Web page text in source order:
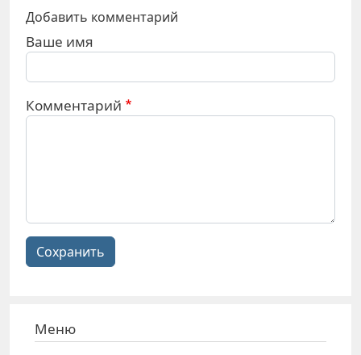
Добавить комментарий
Ваше имя
Комментарий
Сохранить
Меню